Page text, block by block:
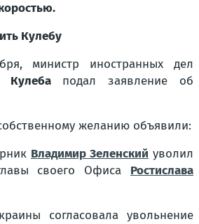
Кулебу
министр иностранных дел
Кулебаподал заявление об
желанию объявили:
Владимир Зеленский уволил
своего Офиса Ростислава
согласовала увольнение